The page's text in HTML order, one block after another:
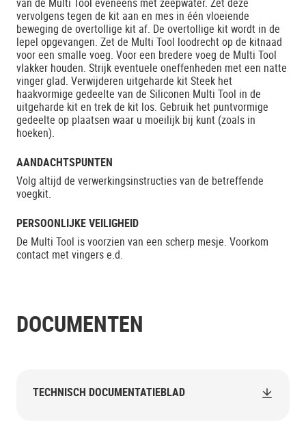
vervolgens tegen de kit aan en mes in één vloeiende
beweging de overtollige kit af. De overtollige kit wordt in de
lepel opgevangen. Zet de Multi Tool loodrecht op de kitnaad
voor een smalle voeg. Voor een bredere voeg de Multi Tool
vlakker houden. Strijk eventuele oneffenheden met een natte
vinger glad. Verwijderen uitgeharde kit Steek het
haakvormige gedeelte van de Siliconen Multi Tool in de
uitgeharde kit en trek de kit los. Gebruik het puntvormige
gedeelte op plaatsen waar u moeilijk bij kunt (zoals in
hoeken).
AANDACHTSPUNTEN
Volg altijd de verwerkingsinstructies van de betreffende
voegkit.
PERSOONLIJKE VEILIGHEID
De Multi Tool is voorzien van een scherp mesje. Voorkom
contact met vingers e.d.
DOCUMENTEN
TECHNISCH DOCUMENTATIEBLAD